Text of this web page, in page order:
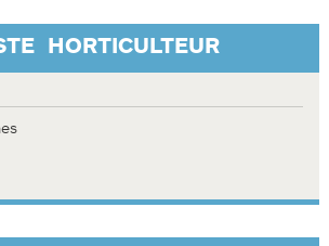
HORTICULTEUR